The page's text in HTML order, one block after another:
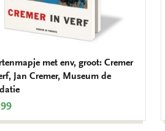
met env, groot: Cremer
Jan Cremer, Museum de